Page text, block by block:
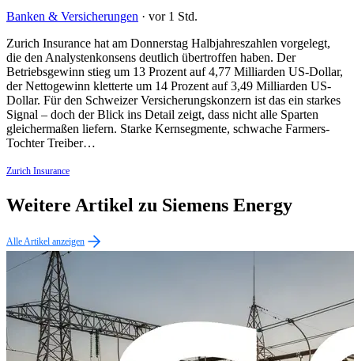
Banken & Versicherungen · vor 1 Std.
Zurich Insurance hat am Donnerstag Halbjahreszahlen vorgelegt,
die den Analystenkonsens deutlich übertroffen haben. Der
Betriebsgewinn stieg um 13 Prozent auf 4,77 Milliarden US-Dollar,
der Nettogewinn kletterte um 14 Prozent auf 3,49 Milliarden US-
Dollar. Für den Schweizer Versicherungskonzern ist das ein starkes
Signal – doch der Blick ins Detail zeigt, dass nicht alle Sparten
gleichermaßen liefern. Starke Kernsegmente, schwache Farmers-
Tochter Treiber…
Zurich Insurance
Weitere Artikel zu Siemens Energy
Alle Artikel anzeigen